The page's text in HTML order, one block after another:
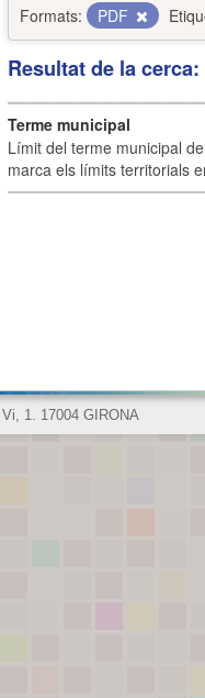
Formats:
PDF
Resultat de la
Terme municipal
Límit del terme municipal
marca els límits territorials
1. 17004 GIRONA